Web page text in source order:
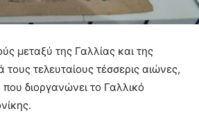
μεταξύ της Γαλλίας και της
τελευταίους τέσσερις αιώνες,
διοργανώνει το Γαλλικό